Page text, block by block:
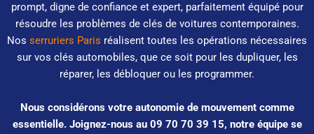
prompt, digne de confiance et expert, parfaitement équipé pour
résoudre les problèmes de clés de voitures contemporaines.
Nos serruriers Paris réalisent toutes les opérations nécessaires
sur vos clés automobiles, que ce soit pour les dupliquer, les
réparer, les débloquer ou les programmer.
Nous considérons votre autonomie de mouvement comme
essentielle. Joignez-nous au 09 70 70 39 15, notre équipe se